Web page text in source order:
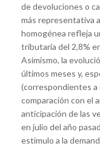
de devoluciones o
más representativa
homogénea refleja
tributaria del 2,8%
Asimismo, la
últimos meses y,
(correspondientes a
comparación con el
anticipación de las
en julio del año
estímulo a la